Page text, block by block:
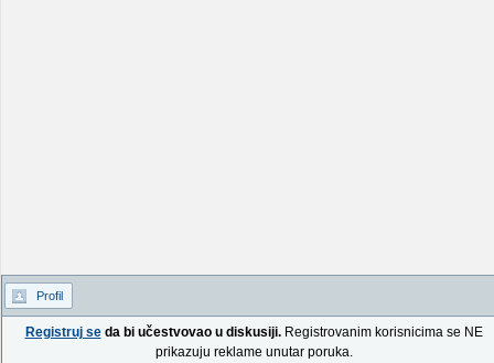
Profil
Registruj seda bi učestvovao u diskusiji.Registrovanim korisnicima se NE
prikazuju reklame unutar poruka.